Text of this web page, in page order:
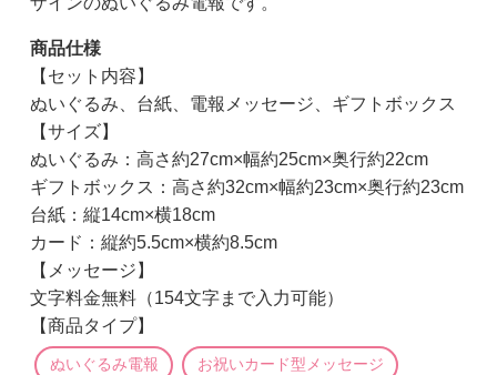
商品仕様
【セット内容】
ぬいぐるみ、台紙、電報メッセージ、ギフトボックス
【サイズ】
ぬいぐるみ：高さ約27cm×幅約25cm×奥行約22cm
ギフトボックス：高さ約32cm×幅約23cm×奥行約23cm
台紙：縦14cm×横18cm
カード：縦約5.5cm×横約8.5cm
【メッセージ】
文字料金無料（154文字まで入力可能）
【商品タイプ】
ぬいぐるみ電報 お祝いカード型メッセージ